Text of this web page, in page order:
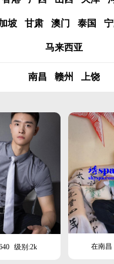
坡 甘肃 澳门 泰国
马来西亚
南昌 赣州 上饶
级别:2k 在南昌